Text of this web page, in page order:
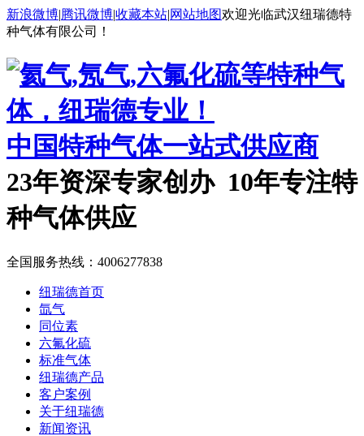
新浪微博|腾讯微博|收藏本站|网站地图欢迎光临武汉纽瑞德特
种气体有限公司！
中国特种气体一站式供应商
23年资深专家创办 10年专注特
种气体供应
全国服务热线： 4006277838
纽瑞德首页
氙气
同位素
六氟化硫
标准气体
纽瑞德产品
客户案例
关于纽瑞德
新闻资讯